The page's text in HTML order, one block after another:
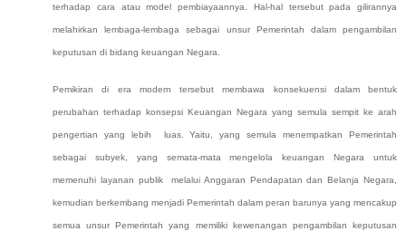
terhadap cara atau model pembiayaannya. Hal-hal tersebut pada gilirannya
melahirkan lembaga-lembaga sebagai unsur Pemerintah dalam pengambilan
keputusan di bidang keuangan Negara.
Pemikiran di era modern tersebut membawa konsekuensi dalam bentuk
perubahan terhadap konsepsi Keuangan Negara yang semula sempit ke arah
pengertian yang lebih luas. Yaitu, yang semula menempatkan Pemerintah
sebagai subyek, yang semata-mata mengelola keuangan Negara untuk
memenuhi layanan publik melalui Anggaran Pendapatan dan Belanja Negara,
kemudian berkembang menjadi Pemerintah dalam peran barunya yang mencakup
semua unsurPemerintah yang memiliki kewenangan pengambilan keputusan